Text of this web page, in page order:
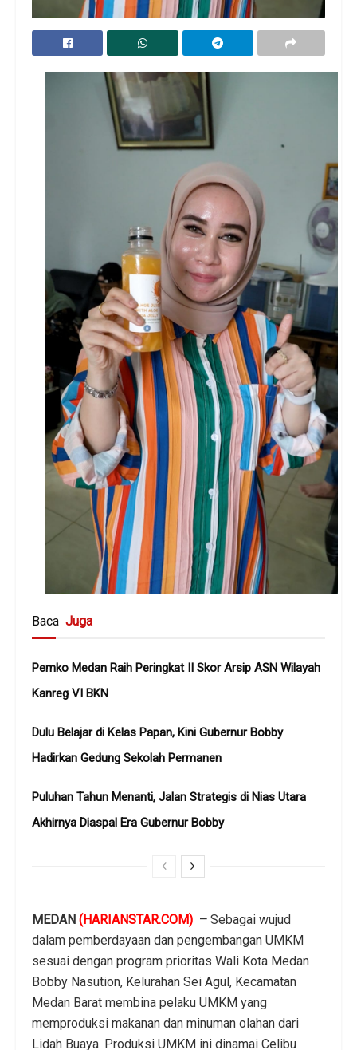
Baca Juga
Pemko Medan Raih Peringkat II Skor Arsip ASN Wilayah
Kanreg VI BKN
Dulu Belajar di Kelas Papan, Kini Gubernur Bobby
Hadirkan Gedung Sekolah Permanen
Puluhan Tahun Menanti, Jalan Strategis di Nias Utara
Akhirnya Diaspal Era Gubernur Bobby
MEDAN (HARIANSTAR.COM) – Sebagai wujud
dalam pemberdayaan dan pengembangan UMKM
sesuai dengan program prioritas Wali Kota Medan
Bobby Nasution, Kelurahan Sei Agul, Kecamatan
Medan Barat membina pelaku UMKM yang
memproduksi makanan dan minuman olahan dari
Lidah Buaya. Produksi UMKM ini dinamai Celibu